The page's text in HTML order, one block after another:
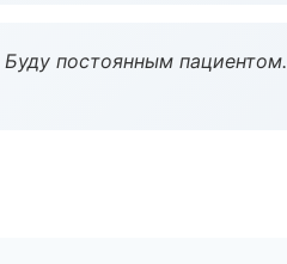
постоянным пациентом.